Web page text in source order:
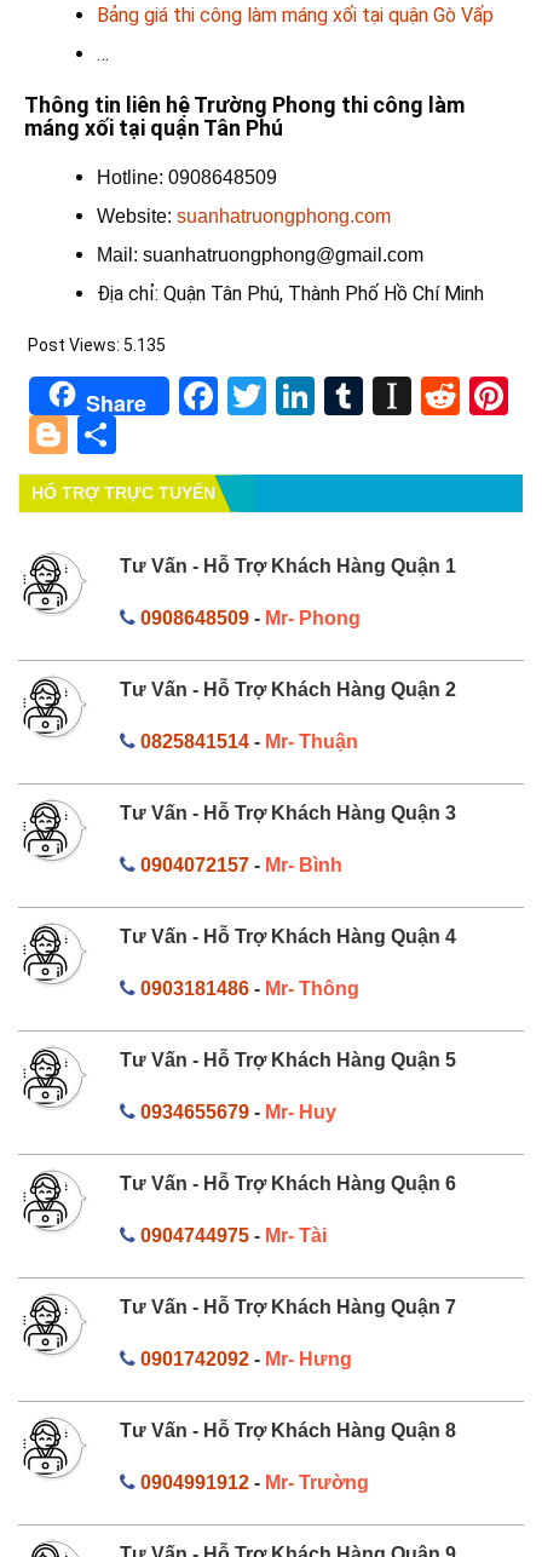
Bảng giá thi công làm máng xối tại quận Gò Vấp
…
Thông tin liên hệ Trường Phong thi công làm
máng xối tại quận Tân Phú
Hotline: 0908648509
Website: suanhatruongphong.com
Mail: suanhatruongphong@gmail.com
Địa chỉ: Quận Tân Phú, Thành Phố Hồ Chí Minh
Post Views: 5.135
Share Facebook
TwitterLinkedIn
Tumblr
Blogger
HỔ TRỢ TRỰC TUYẾN
Tư Vấn - Hỗ Trợ Khách Hàng Quận 1
0908648509- Mr- Phong
Tư Vấn - Hỗ Trợ Khách Hàng Quận 2
0825841514- Mr- Thuận
Tư Vấn - Hỗ Trợ Khách Hàng Quận 3
0904072157- Mr- Bình
Tư Vấn - Hỗ Trợ Khách Hàng Quận 4
0903181486- Mr- Thông
Tư Vấn - Hỗ Trợ Khách Hàng Quận 5
0934655679- Mr- Huy
Tư Vấn - Hỗ Trợ Khách Hàng Quận 6
0904744975- Mr- Tài
Tư Vấn - Hỗ Trợ Khách Hàng Quận 7
0901742092- Mr- Hưng
Tư Vấn - Hỗ Trợ Khách Hàng Quận 8
0904991912- Mr- Trường